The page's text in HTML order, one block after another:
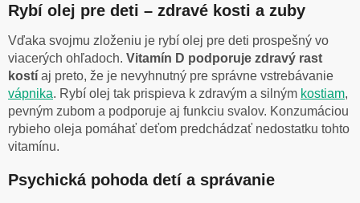
Rybí olej pre deti – zdravé kosti a zuby
Vďaka svojmu zloženiu je rybí olej pre deti prospešný vo
viacerých ohľadoch. Vitamín D podporuje zdravý rast
kostí aj preto, že je nevyhnutný pre správne vstrebávanie
vápnika. Rybí olej tak prispieva k zdravým a silným kostiam,
pevným zubom a podporuje aj funkciu svalov. Konzumáciou
rybieho oleja pomáhať deťom predchádzať nedostatku tohto
vitamínu.
Psychická pohoda detí a správanie